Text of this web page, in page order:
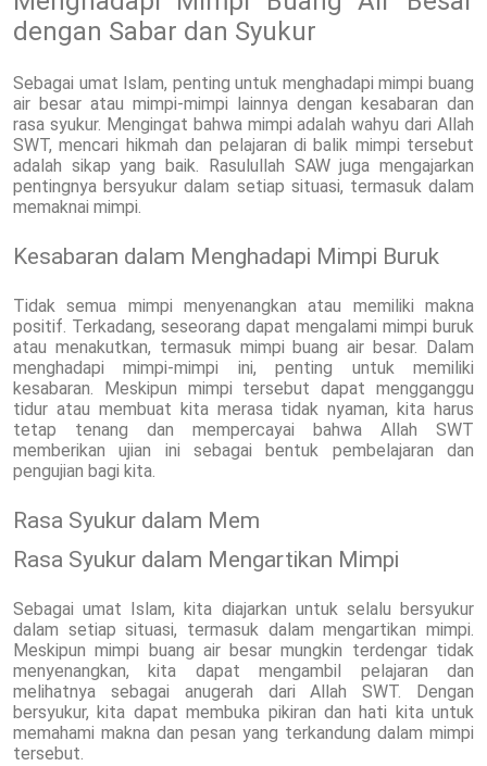
dengan Sabar dan Syukur
Sebagai umat Islam, penting untuk menghadapi mimpi buang
air besar atau mimpi-mimpi lainnya dengan kesabaran dan
rasa syukur. Mengingat bahwa mimpi adalah wahyu dari Allah
SWT, mencari hikmah dan pelajaran di balik mimpi tersebut
adalah sikap yang baik. Rasulullah SAW juga mengajarkan
pentingnya bersyukur dalam setiap situasi, termasuk dalam
memaknai mimpi.
Kesabaran dalam Menghadapi Mimpi Buruk
Tidak semua mimpi menyenangkan atau memiliki makna
positif. Terkadang, seseorang dapat mengalami mimpi buruk
atau menakutkan, termasuk mimpi buang air besar. Dalam
menghadapi mimpi-mimpi ini, penting untuk memiliki
kesabaran. Meskipun mimpi tersebut dapat mengganggu
tidur atau membuat kita merasa tidak nyaman, kita harus
tetap tenang dan mempercayai bahwa Allah SWT
memberikan ujian ini sebagai bentuk pembelajaran dan
pengujian bagi kita.
Rasa Syukur dalam Mem
Rasa Syukur dalam Mengartikan Mimpi
Sebagai umat Islam, kita diajarkan untuk selalu bersyukur
dalam setiap situasi, termasuk dalam mengartikan mimpi.
Meskipun mimpi buang air besar mungkin terdengar tidak
menyenangkan, kita dapat mengambil pelajaran dan
melihatnya sebagai anugerah dari Allah SWT. Dengan
bersyukur, kita dapat membuka pikiran dan hati kita untuk
memahami makna dan pesan yang terkandung dalam mimpi
tersebut.